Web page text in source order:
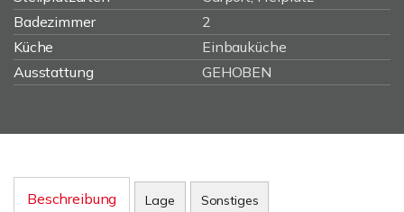
Badezimmer
2
Küche
Einbauküche
Ausstattung
GEHOBEN
Beschreibung Lage Sonstiges